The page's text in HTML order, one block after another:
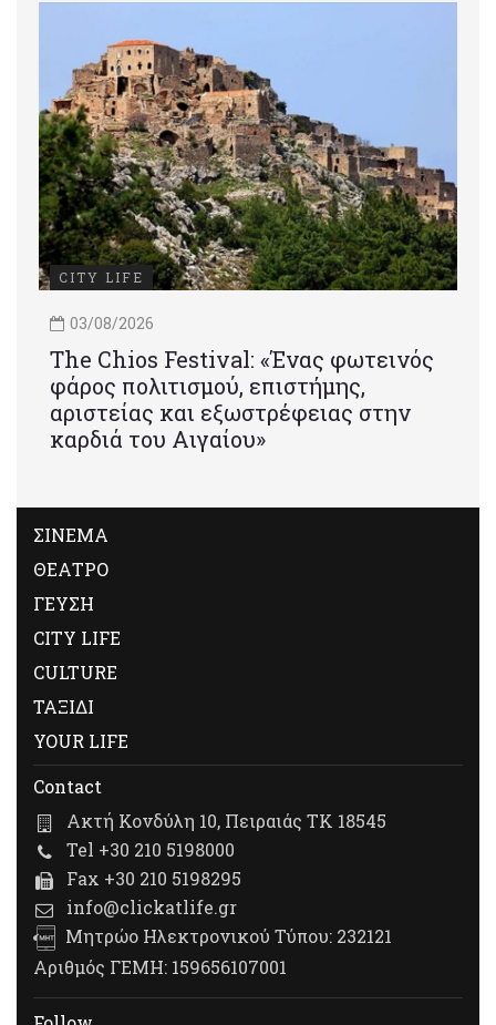
CITY LIFE
03/08/2026
Τhe Chios Festival: «Ένας φωτεινός
φάρος πολιτισμού, επιστήμης,
αριστείας και εξωστρέφειας στην
καρδιά του Αιγαίου»
ΣΙΝΕΜΑ
ΘΕΑΤΡΟ
ΓΕΥΣΗ
CITY LIFE
CULTURE
ΤΑΞΙΔΙ
YOUR LIFE
Contact
Ακτή Κονδύλη 10, Πειραιάς ΤΚ 18545
Tel +30 210 5198000
Fax +30 210 5198295
info@clickatlife.gr
Μητρώο Ηλεκτρονικού Τύπου: 232121
Αριθμός ΓΕΜΗ: 159656107001